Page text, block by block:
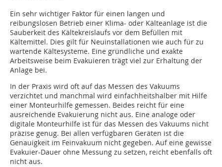
Ein sehr wichtiger Faktor für einen langen und
reibungslosen Betrieb einer Klima- oder Kälteanlage ist die
Sauberkeit des Kältekreislaufs vor dem Befüllen mit
Kältemittel. Dies gilt für Neuinstallationen wie auch für zu
wartende Kältesysteme. Eine gründliche und exakte
Arbeitsweise beim Evakuieren trägt viel zur Erhaltung der
Anlage bei.
In der Praxis wird oft auf das Messen des Vakuums
verzichtet und manchmal wird einfachheitshalber mit Hilfe
einer Monteurhilfe gemessen. Beides reicht für eine
ausreichende Evakuierung nicht aus. Eine analoge oder
digitale Monteurhilfe ist für das Messen des Vakuums nicht
präzise genug. Bei allen verfügbaren Geräten ist die
Genauigkeit im Feinvakuum nicht gegeben. Auf eine gewisse
Evakuier-Dauer ohne Messung zu setzen, reicht ebenfalls oft
nicht aus.